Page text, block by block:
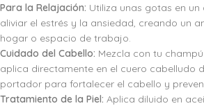
Para la Relajación: Utiliza unas gotas en
aliviar el estrés y la ansiedad, creando un
hogar o espacio de trabajo.
Cuidado del Cabello: Mezcla con tu
aplica directamente en el cuero cabelludo
portador para fortalecer el cabello y
Tratamiento de la Piel: Aplica diluido en